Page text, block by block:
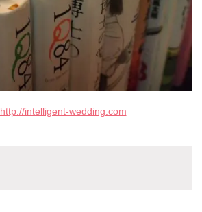
http://intelligent-wedding.com